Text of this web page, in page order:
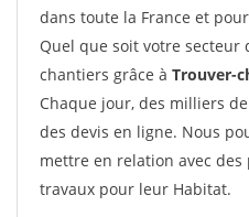
dans toute la France et
Quel que soit votre secteur
chantiers grâce à Trouver-
Chaque jour, des milliers
des devis en ligne. Nous
mettre en relation avec
travaux pour leur Habitat.